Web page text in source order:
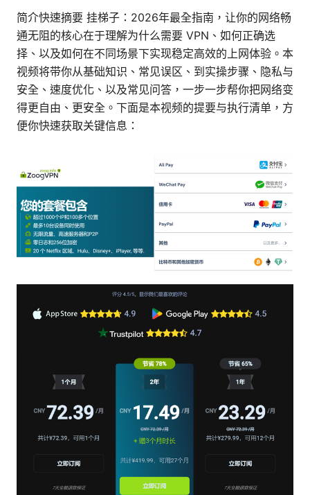
简介快速摘要 挂梯子：2026年最全指南，让你的网络畅
通无阻的核心在于理解为什么需要 VPN、如何正确选
择、以及如何在不同场景下实现稳定高效的上网体验。本
视频将带你从基础知识、常见误区、到实操步骤、隐私与
安全、速度优化、以及常见问答，一步一步帮你把网络变
得更自由、更安全。下面是本视频的提要与执行清单，方
便你快速获取关键信息：